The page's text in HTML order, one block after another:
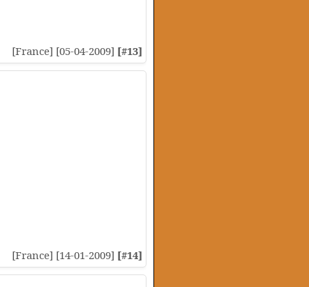
[France] [05-04-2009] [#13]
[France] [14-01-2009] [#14]